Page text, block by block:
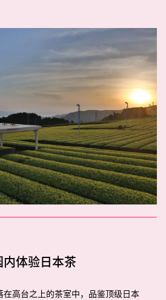
体验日本茶
高台之上的茶室中，品鉴顶级日本